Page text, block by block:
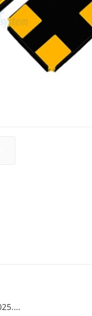
Series_5.0_3.2_0.8mm_2025.10.28.16.43.16